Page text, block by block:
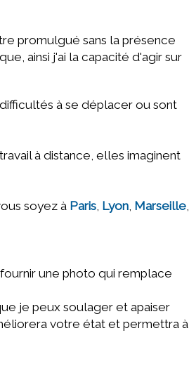
promulgué sans la présence
ainsi j'ai la capacité d'agir sur
à se déplacer ou sont
à distance, elles imaginent
soyez à Paris, Lyon, Marseille,
une photo qui remplace
je peux soulager et apaiser
votre état et permettra à